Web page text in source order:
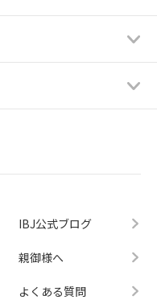
IBJ公式ブログ
親御様へ
よくある質問